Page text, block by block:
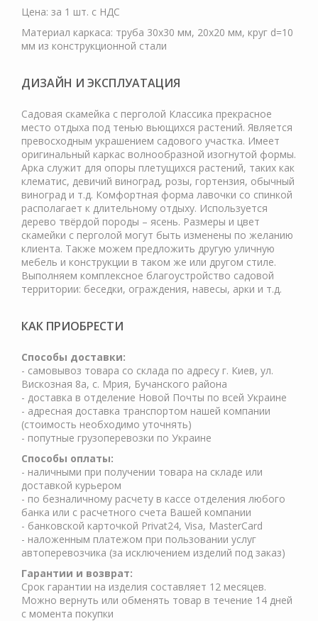
Цена: за 1 шт. с НДС
Материал каркаса: труба 30х30 мм, 20х20 мм, круг d=10
мм из конструкционной стали
ДИЗАЙН И ЭКСПЛУАТАЦИЯ
Садовая скамейка с перголой Классика прекрасное
место отдыха под тенью вьющихся растений. Является
превосходным украшением садового участка. Имеет
оригинальный каркас волнообразной изогнутой формы.
Арка служит для опоры плетущихся растений, таких как
клематис, девичий виноград, розы, гортензия, обычный
виноград и т.д. Комфортная форма лавочки со спинкой
располагает к длительному отдыху. Используется
дерево твёрдой породы – ясень. Размеры и цвет
скамейки с перголой могут быть изменены по желанию
клиента. Также можем предложить другую уличную
мебель и конструкции в таком же или другом стиле.
Выполняем комплексное благоустройство садовой
территории: беседки, ограждения, навесы, арки и т.д.
КАК ПРИОБРЕСТИ
Cпособы доставки:
- самовывоз товара со склада по адресу г. Киев, ул.
Вискозная 8а, с. Мрия, Бучанского района
- доставка в отделение Новой Почты по всей Украине
- адресная доставка транспортом нашей компании
(стоимость необходимо уточнять)
- попутные грузоперевозки по Украине
Способы оплаты:
- наличными при получении товара на складе или
доставкой курьером
- по безналичному расчету в кассе отделения любого
банка или с расчетного счета Вашей компании
- банковской карточкой Privat24, Visa, MasterCard
- наложенным платежом при пользовании услуг
автоперевозчика (за исключением изделий под заказ)
Гарантии и возврат:
Срок гарантии на изделия составляет 12 месяцев.
Можно вернуть или обменять товар в течение 14 дней
с момента покупки